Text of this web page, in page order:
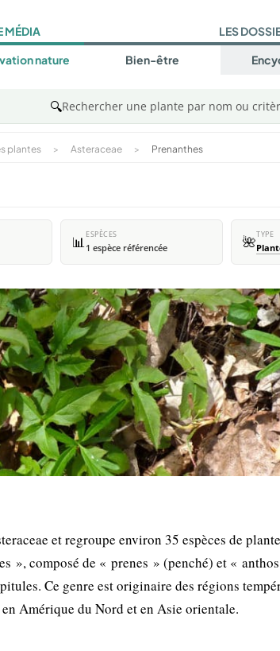
MÉDIA
nature
LES
Bien-être
🔍Rechercher une plante par nom ou
plantes > Asteraceae > Prenanthes
📊 ESPÈCES
1 espèce référencée 🌺TYPE
et regroupe environ 35 espèces de
», composé de « prenes » (penché) et «
Ce genre est originaire des régions
Amérique du Nord et en Asie orientale.